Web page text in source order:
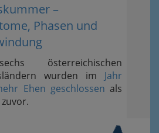
–
Phasen und
österreichischen
wurden im Jahr
Ehen geschlossen als